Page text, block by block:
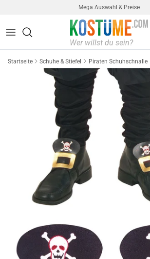
Mega Auswahl & Preise
Startseite Schuhe & Stiefel Piraten Schuhschnalle